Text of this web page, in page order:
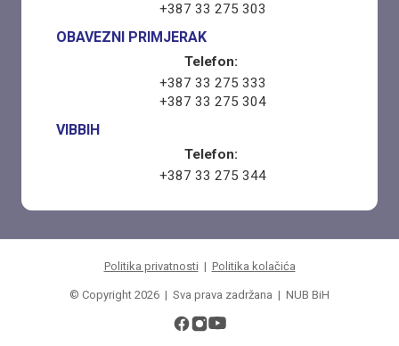
+387 33 275 303
OBAVEZNI PRIMJERAK
Telefon:
+387 33 275 333
+387 33 275 304
VIBBIH
Telefon:
+387 33 275 344
Politika privatnosti | Politika kolačića
© Copyright 2026 | Sva prava zadržana | NUB BiH